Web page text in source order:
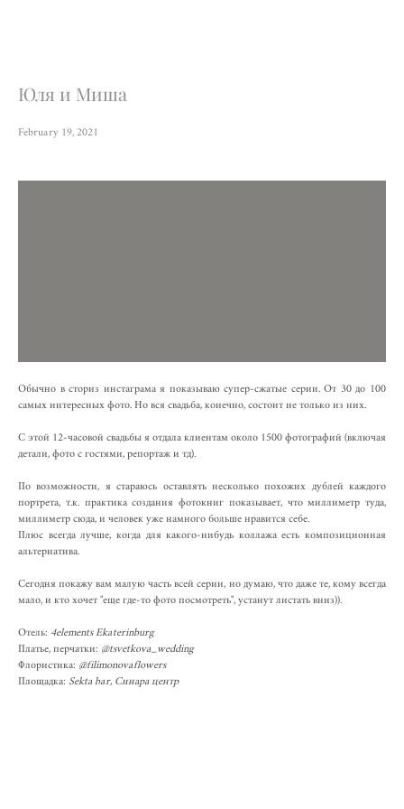
February 19, 2021
Юля и Миша
Обычно в сториз инстаграма я показываю супер-сжатые серии. От 30 до 100
самых интересных фото. Но вся свадьба, конечно, состоит не только из них.
С этой 12-часовой свадьбы я отдала клиентам около 1500 фотографий (включая
детали, фото с гостями, репортаж и тд).
По возможности, я стараюсь оставлять несколько похожих дублей каждого
портрета, т.к. практика создания фотокниг показывает, что миллиметр туда,
миллиметр сюда, и человек уже намного больше нравится себе.
Плюс всегда лучше, когда для какого-нибудь коллажа есть композиционная
альтернатива.
Сегодня покажу вам малую часть всей серии, но думаю, что даже те, кому всегда
мало, и кто хочет "еще где-то фото посмотреть", устанут листать вниз)).
Отель: 4elements Ekaterinburg
Платье, перчатки: @tsvetkova_wedding
Флористика: @filimonovaflowers
Площадка: Sekta bar, Синара центр